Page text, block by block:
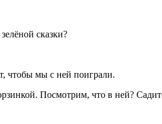
сказки?
чтобы мы с ней поиграли.
Посмотрим, что в ней?